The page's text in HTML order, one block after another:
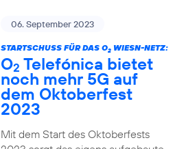
06. September 2023
STARTSCHUSS FÜR DAS O2WIESN-NETZ:
O2 Telefónica bietet
noch mehr 5G auf
dem Oktoberfest
2023
Mit dem Start des Oktoberfests